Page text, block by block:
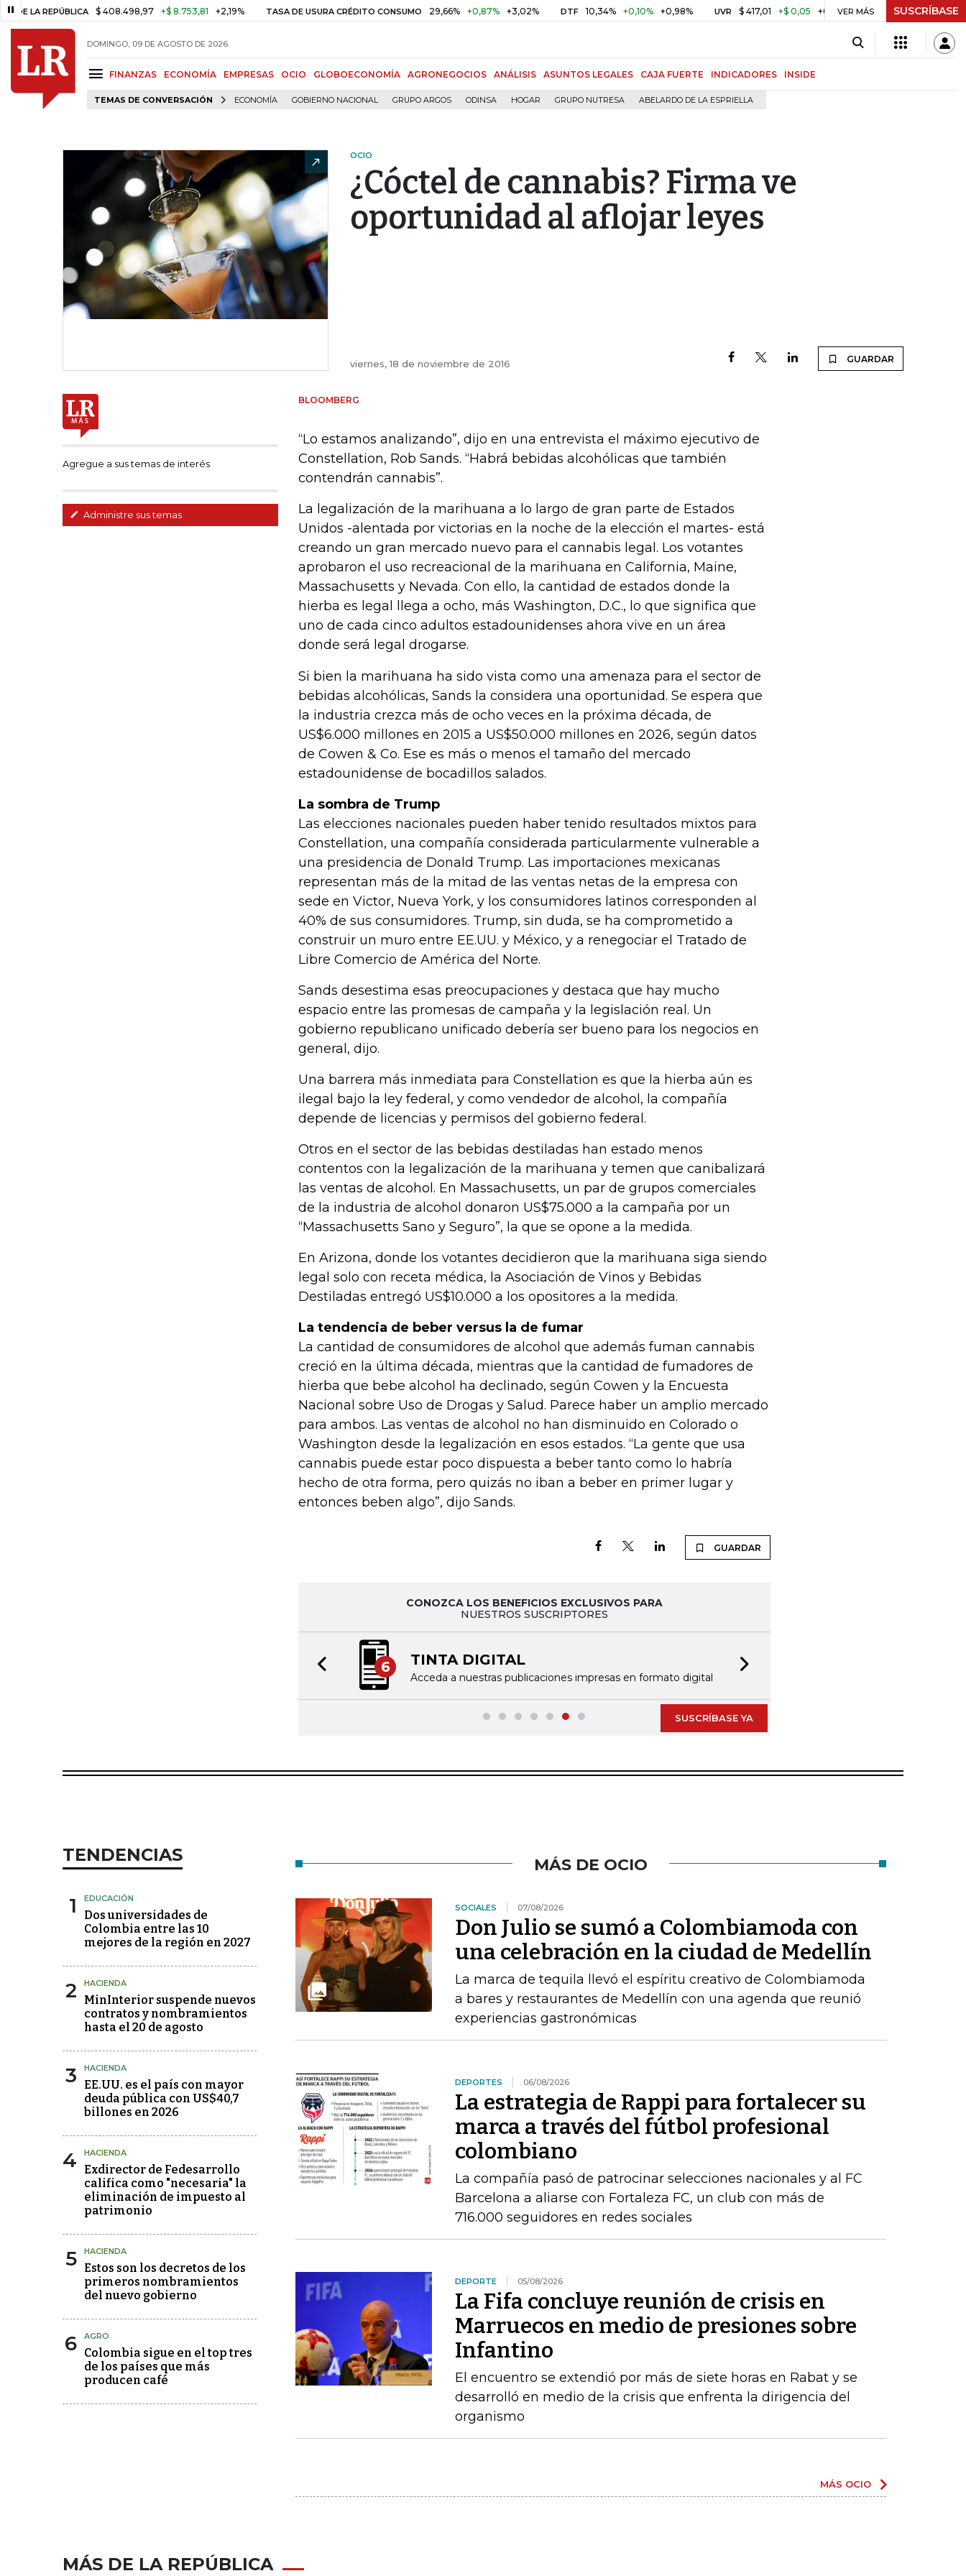
REPÚBLICA $ 408.498,97 +$ 8.753,81 +2,19% TASA DE USURA CRÉDITO CONSUMO 29,66% +0,87% +3,02% DTF 10,34% +0,10% +0,98% UVR $ 417,01 +$ 0,05 +0,01% BITCOIN US$ 64.442,80 -
VER MÁS SUSCRÍBASE
DOMINGO, 09 DE AGOSTO DE 2026
FINANZAS ECONOMÍA EMPRESAS OCIO GLOBOECONOMÍA AGRONEGOCIOS ANÁLISIS ASUNTOS LEGALES CAJA FUERTE INDICADORES INSIDE
TEMAS DE CONVERSACIÓN ECONOMÍA GOBIERNO NACIONAL GRUPO ARGOS ODINSA HOGAR GRUPO NUTRESA ABELARDO DE LA ESPRIELLA
OCIO
¿Cóctel de cannabis? Firma ve
oportunidad al aflojar leyes
viernes, 18 de noviembre de 2016 GUARDAR
Agregue a sus temas de interés
Administre sus temas
BLOOMBERG
“Lo estamos analizando”, dijo en una entrevista el máximo ejecutivo de
Constellation, Rob Sands. “Habrá bebidas alcohólicas que también
contendrán cannabis”.
La legalización de la marihuana a lo largo de gran parte de Estados
Unidos -alentada por victorias en la noche de la elección el martes- está
creando un gran mercado nuevo para el cannabis legal. Los votantes
aprobaron el uso recreacional de la marihuana en California, Maine,
Massachusetts y Nevada. Con ello, la cantidad de estados donde la
hierba es legal llega a ocho, más Washington, D.C., lo que significa que
uno de cada cinco adultos estadounidenses ahora vive en un área
donde será legal drogarse.
Si bien la marihuana ha sido vista como una amenaza para el sector de
bebidas alcohólicas, Sands la considera una oportunidad. Se espera que
la industria crezca más de ocho veces en la próxima década, de
US$6.000 millones en 2015 a US$50.000 millones en 2026, según datos
de Cowen & Co. Ese es más o menos el tamaño del mercado
estadounidense de bocadillos salados.
La sombra de Trump
Las elecciones nacionales pueden haber tenido resultados mixtos para
Constellation, una compañía considerada particularmente vulnerable a
una presidencia de Donald Trump. Las importaciones mexicanas
representan más de la mitad de las ventas netas de la empresa con
sede en Victor, Nueva York, y los consumidores latinos corresponden al
40% de sus consumidores. Trump, sin duda, se ha comprometido a
construir un muro entre EE.UU. y México, y a renegociar el Tratado de
Libre Comercio de América del Norte.
Sands desestima esas preocupaciones y destaca que hay mucho
espacio entre las promesas de campaña y la legislación real. Un
gobierno republicano unificado debería ser bueno para los negocios en
general, dijo.
Una barrera más inmediata para Constellation es que la hierba aún es
ilegal bajo la ley federal, y como vendedor de alcohol, la compañía
depende de licencias y permisos del gobierno federal.
Otros en el sector de las bebidas destiladas han estado menos
contentos con la legalización de la marihuana y temen que canibalizará
las ventas de alcohol. En Massachusetts, un par de grupos comerciales
de la industria de alcohol donaron US$75.000 a la campaña por un
“Massachusetts Sano y Seguro”, la que se opone a la medida.
En Arizona, donde los votantes decidieron que la marihuana siga siendo
legal solo con receta médica, la Asociación de Vinos y Bebidas
Destiladas entregó US$10.000 a los opositores a la medida.
La tendencia de beber versus la de fumar
La cantidad de consumidores de alcohol que además fuman cannabis
creció en la última década, mientras que la cantidad de fumadores de
hierba que bebe alcohol ha declinado, según Cowen y la Encuesta
Nacional sobre Uso de Drogas y Salud. Parece haber un amplio mercado
para ambos. Las ventas de alcohol no han disminuido en Colorado o
Washington desde la legalización en esos estados. “La gente que usa
cannabis puede estar poco dispuesta a beber tanto como lo habría
hecho de otra forma, pero quizás no iban a beber en primer lugar y
entonces beben algo”, dijo Sands.
GUARDAR
CONOZCA LOS BENEFICIOS EXCLUSIVOS PARA
NUESTROS SUSCRIPTORES
6 TINTA DIGITAL
Acceda a nuestras publicaciones impresas en formato digital
Previous slide
SUSCRÍBASE YA
TENDENCIAS
1 EDUCACIÓN
Dos universidades de
Colombia entre las 10
mejores de la región en 2027
2 HACIENDA
MinInterior suspende nuevos
contratos y nombramientos
hasta el 20 de agosto
3 HACIENDA
EE.UU. es el país con mayor
deuda pública con US$40,7
billones en 2026
4 HACIENDA
Exdirector de Fedesarrollo
califica como "necesaria" la
eliminación de impuesto al
patrimonio
5 HACIENDA
Estos son los decretos de los
primeros nombramientos
del nuevo gobierno
6 AGRO
Colombia sigue en el top tres
de los países que más
producen café
MÁS DE OCIO
SOCIALES 07/08/2026
Don Julio se sumó a Colombiamoda con
una celebración en la ciudad de Medellín
La marca de tequila llevó el espíritu creativo de Colombiamoda
a bares y restaurantes de Medellín con una agenda que reunió
experiencias gastronómicas
DEPORTES 06/08/2026
La estrategia de Rappi para fortalecer su
marca a través del fútbol profesional
colombiano
La compañía pasó de patrocinar selecciones nacionales y al FC
Barcelona a aliarse con Fortaleza FC, un club con más de
716.000 seguidores en redes sociales
DEPORTE 05/08/2026
La Fifa concluye reunión de crisis en
Marruecos en medio de presiones sobre
Infantino
El encuentro se extendió por más de siete horas en Rabat y se
desarrolló en medio de la crisis que enfrenta la dirigencia del
organismo
MÁS OCIO
MÁS DE LA REPÚBLICA